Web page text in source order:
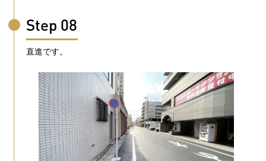
Step 08
直進です。